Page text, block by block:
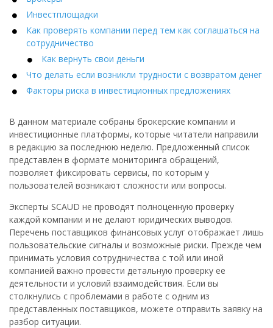
Инвестплощадки
Как проверять компании перед тем как соглашаться на
сотрудничество
Как вернуть свои деньги
Что делать если возникли трудности с возвратом денег
Факторы риска в инвестиционных предложениях
В данном материале собраны брокерские компании и
инвестиционные платформы, которые читатели направили
в редакцию за последнюю неделю. Предложенный список
представлен в формате мониторинга обращений,
позволяет фиксировать сервисы, по которым у
пользователей возникают сложности или вопросы.
Эксперты SCAUD не проводят полноценную проверку
каждой компании и не делают юридических выводов.
Перечень поставщиков финансовых услуг отображает лишь
пользовательские сигналы и возможные риски. Прежде чем
принимать условия сотрудничества с той или иной
компанией важно провести детальную проверку ее
деятельности и условий взаимодействия. Если вы
столкнулись с проблемами в работе с одним из
представленных поставщиков, можете отправить заявку на
разбор ситуации.